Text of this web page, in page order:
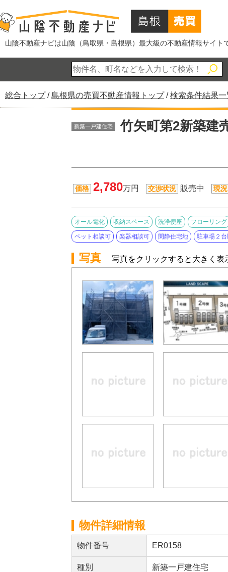
山陰不動産ナビは山陰（鳥取県・島根県）最大級の不動産情報サイト
現
在
総合トップ/島根県の売買不動産情報トップ/検索条件結果一
新築一戸建住宅 竹矢町第2新築建
価格 2,780万円 交渉状況 販売中 現況
オール電化 収納スペース 洗浄便座 フローリング
ペット相談可 楽器相談可 閑静住宅地 駐車場２台
写真 写真をクリックすると大きく表
物件詳細情報
物件番号 ER0158
種別 新築一戸建住宅